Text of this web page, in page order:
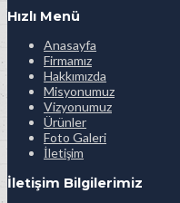
Hızlı Menü
Anasayfa
Firmamız
Hakkımızda
Misyonumuz
Vizyonumuz
Ürünler
Foto Galeri
İletişim
İletişim Bilgilerimiz